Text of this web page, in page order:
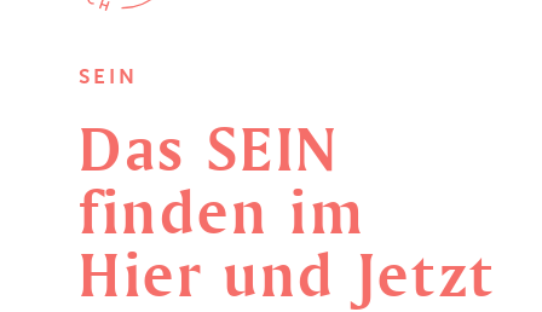
SEIN
Das SEIN
finden im
Hier und Jetzt